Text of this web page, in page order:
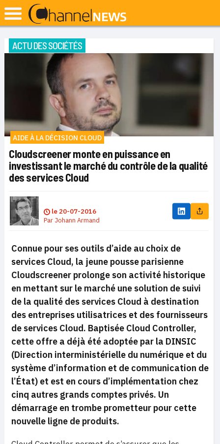
ACTU DES SOCIÉTÉS
AIDE À LA DÉCISION CLOUD
Cloudscreener monte en puissance en
investissant le marché du contrôle de la qualité
des services Cloud
le 20-07-2016
Par Johann Armand
Connue pour ses outils d’aide au choix de
services Cloud, la jeune pousse parisienne
Cloudscreener prolonge son activité historique
en mettant sur le marché une solution de suivi
de la qualité des services Cloud à destination
des entreprises utilisatrices et des fournisseurs
de services Cloud. Baptisée Cloud Controller,
cette offre a déjà été adoptée par la DINSIC
(Direction interministérielle du numérique et du
système d’information et de communication de
l’État) et est en cours d’implémentation chez
cinq autres grands comptes privés. Un
démarrage en trombe prometteur pour cette
nouvelle ligne de produits.